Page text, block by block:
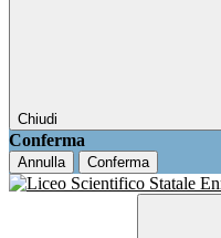
Chiudi
Conferma
Annulla Conferma